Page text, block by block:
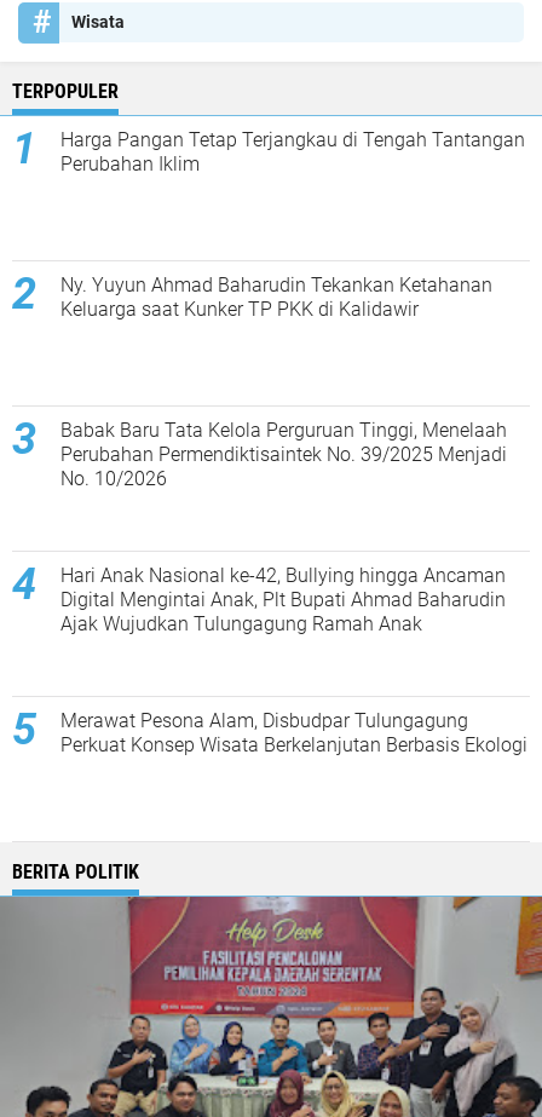
Wisata
TERPOPULER
Harga Pangan Tetap Terjangkau di Tengah Tantangan
Perubahan Iklim
Ny. Yuyun Ahmad Baharudin Tekankan Ketahanan
Keluarga saat Kunker TP PKK di Kalidawir
Babak Baru Tata Kelola Perguruan Tinggi, Menelaah
Perubahan Permendiktisaintek No. 39/2025 Menjadi
No. 10/2026
Hari Anak Nasional ke-42, Bullying hingga Ancaman
Digital Mengintai Anak, Plt Bupati Ahmad Baharudin
Ajak Wujudkan Tulungagung Ramah Anak
Merawat Pesona Alam, Disbudpar Tulungagung
Perkuat Konsep Wisata Berkelanjutan Berbasis Ekologi
BERITA POLITIK